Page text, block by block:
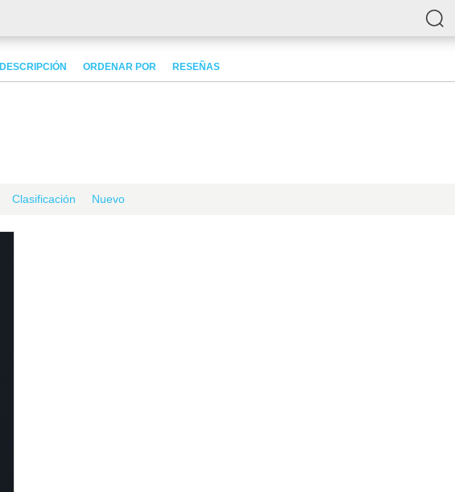
DESCRIPCIÓN ORDENAR POR RESEÑAS
Clasificación Nuevo